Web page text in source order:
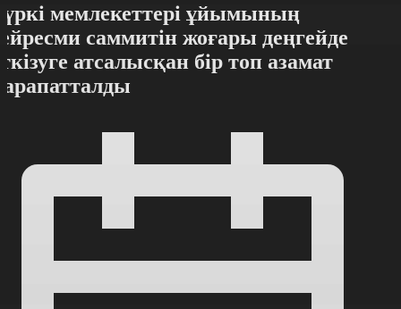
мемлекеттері ұйымының
саммитін жоғары деңгейде
атсалысқан бір топ азамат